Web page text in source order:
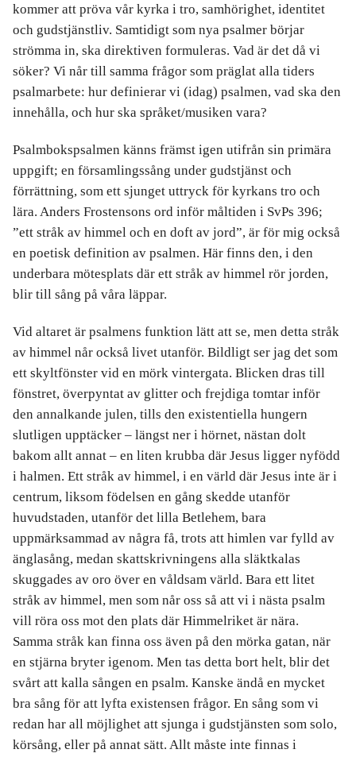
kommer att pröva vår kyrka i tro, samhörighet, identitet
och gudstjänstliv. Samtidigt som nya psalmer börjar
strömma in, ska direktiven formuleras. Vad är det då vi
söker? Vi når till samma frågor som präglat alla tiders
psalmarbete: hur definierar vi (idag) psalmen, vad ska den
innehålla, och hur ska språket/musiken vara?
Psalmbokspsalmen känns främst igen utifrån sin primära
uppgift; en församlingssång under gudstjänst och
förrättning, som ett sjunget uttryck för kyrkans tro och
lära. Anders Frostensons ord inför måltiden i SvPs 396;
”ett stråk av himmel och en doft av jord”, är för mig också
en poetisk definition av psalmen. Här finns den, i den
underbara mötesplats där ett stråk av himmel rör jorden,
blir till sång på våra läppar.
Vid altaret är psalmens funktion lätt att se, men detta stråk
av himmel når också livet utanför. Bildligt ser jag det som
ett skyltfönster vid en mörk vintergata. Blicken dras till
fönstret, överpyntat av glitter och frejdiga tomtar inför
den annalkande julen, tills den existentiella hungern
slutligen upptäcker – längst ner i hörnet, nästan dolt
bakom allt annat – en liten krubba där Jesus ligger nyfödd
i halmen. Ett stråk av himmel, i en värld där Jesus inte är i
centrum, liksom födelsen en gång skedde utanför
huvudstaden, utanför det lilla Betlehem, bara
uppmärksammad av några få, trots att himlen var fylld av
änglasång, medan skattskrivningens alla släktkalas
skuggades av oro över en våldsam värld. Bara ett litet
stråk av himmel, men som når oss så att vi i nästa psalm
vill röra oss mot den plats där Himmelriket är nära.
Samma stråk kan finna oss även på den mörka gatan, när
en stjärna bryter igenom. Men tas detta bort helt, blir det
svårt att kalla sången en psalm. Kanske ändå en mycket
bra sång för att lyfta existensen frågor. En sång som vi
redan har all möjlighet att sjunga i gudstjänsten som solo,
körsång, eller på annat sätt. Allt måste inte finnas i